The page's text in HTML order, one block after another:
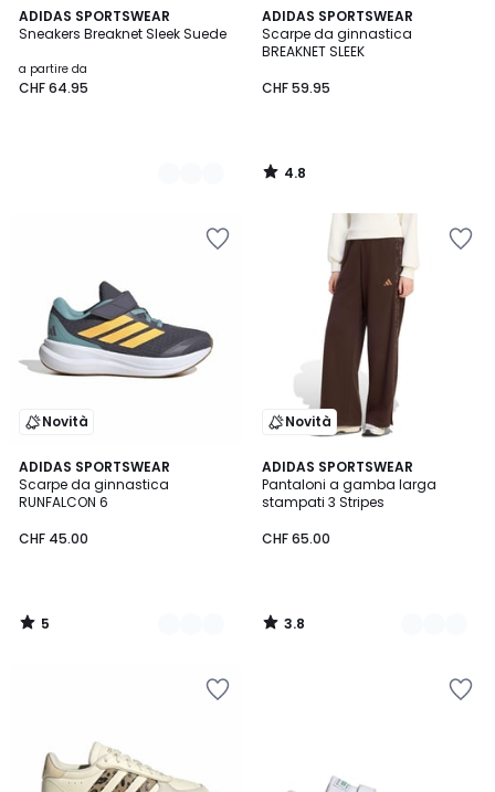
ADIDAS SPORTSWEAR
Sneakers Breaknet Sleek Suede
a partire da
CHF 64.95
6
Colori
ADIDAS SPORTSWEAR
Scarpe da ginnastica
BREAKNET SLEEK
CHF 59.95
4.8
/ 5
4.8
/
Novità
ADIDAS SPORTSWEAR
Scarpe da ginnastica
RUNFALCON 6
CHF 45.00
5
/
5
2
Colori
5
/
Novità
ADIDAS SPORTSWEAR
Pantaloni a gamba larga
stampati 3 Stripes
CHF 65.00
3.8
/ 5
3
Colori
3.8
/